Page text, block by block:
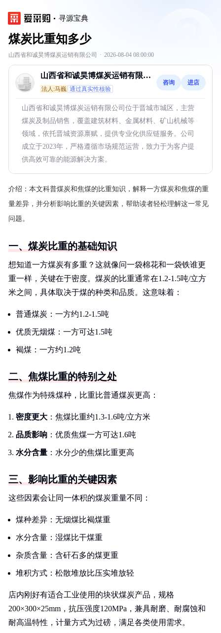
寻源宝典
煤炭比重知多少
山西省和诚昊博煤炭运销有限公司 · 2026-08-04 08:00:00
山西省和诚昊博煤炭运销有限公
司
法人:马巍 通过真实性核验
咨询 进店
山西省和诚昊博煤炭运销有限公司位于晋城市城区，主营
煤炭及制品销售，覆盖建筑材料、金属材料、矿山机械等
领域，依托晋城资源禀赋，提供专业化供应链服务。公司
成立于2023年，严格遵循市场规范运营，致力于为客户提
供高效可靠的能源解决方案。
介绍： 本文科普煤炭和焦煤的比重知识，解释一方煤炭和焦煤的重
量差异，并分析影响比重的关键因素，帮助读者轻松理解这一常见
问题。
一、煤炭比重的基础知识
想知道一方煤炭有多重？这就像问一袋棉花和一袋铁谁更
重一样，关键在于密度。煤炭的比重通常在1.2-1.5吨/立方
米之间，具体取决于煤的种类和品质。这意味着：
普通煤炭：一方约1.2-1.5吨
优质无烟煤：一方可达1.5吨
褐煤：一方约1.2吨
二、焦煤比重的特别之处
焦煤作为特殊煤种，比重比普通煤炭更高：
密度更大 ：焦煤比重约1.3-1.6吨/立方米
品质影响 ：优质焦煤一方可达1.6吨
水分含量 ：水分少的焦煤比重更高
三、影响比重的关键因素
这些因素会让同一体积的煤炭重量不同：
煤种差异：无烟煤比褐煤重
水分含量：湿煤比干煤重
杂质含量：含矸石多的煤更重
堆积方式：松散堆放比压实堆放轻
店内刚好有适合工业使用的块状煤炭产品，规格
200×300×25mm，抗压强度120MPa，兼具耐磨、耐腐蚀和
耐高温特性，计量方式为过磅，满足各类使用需求。